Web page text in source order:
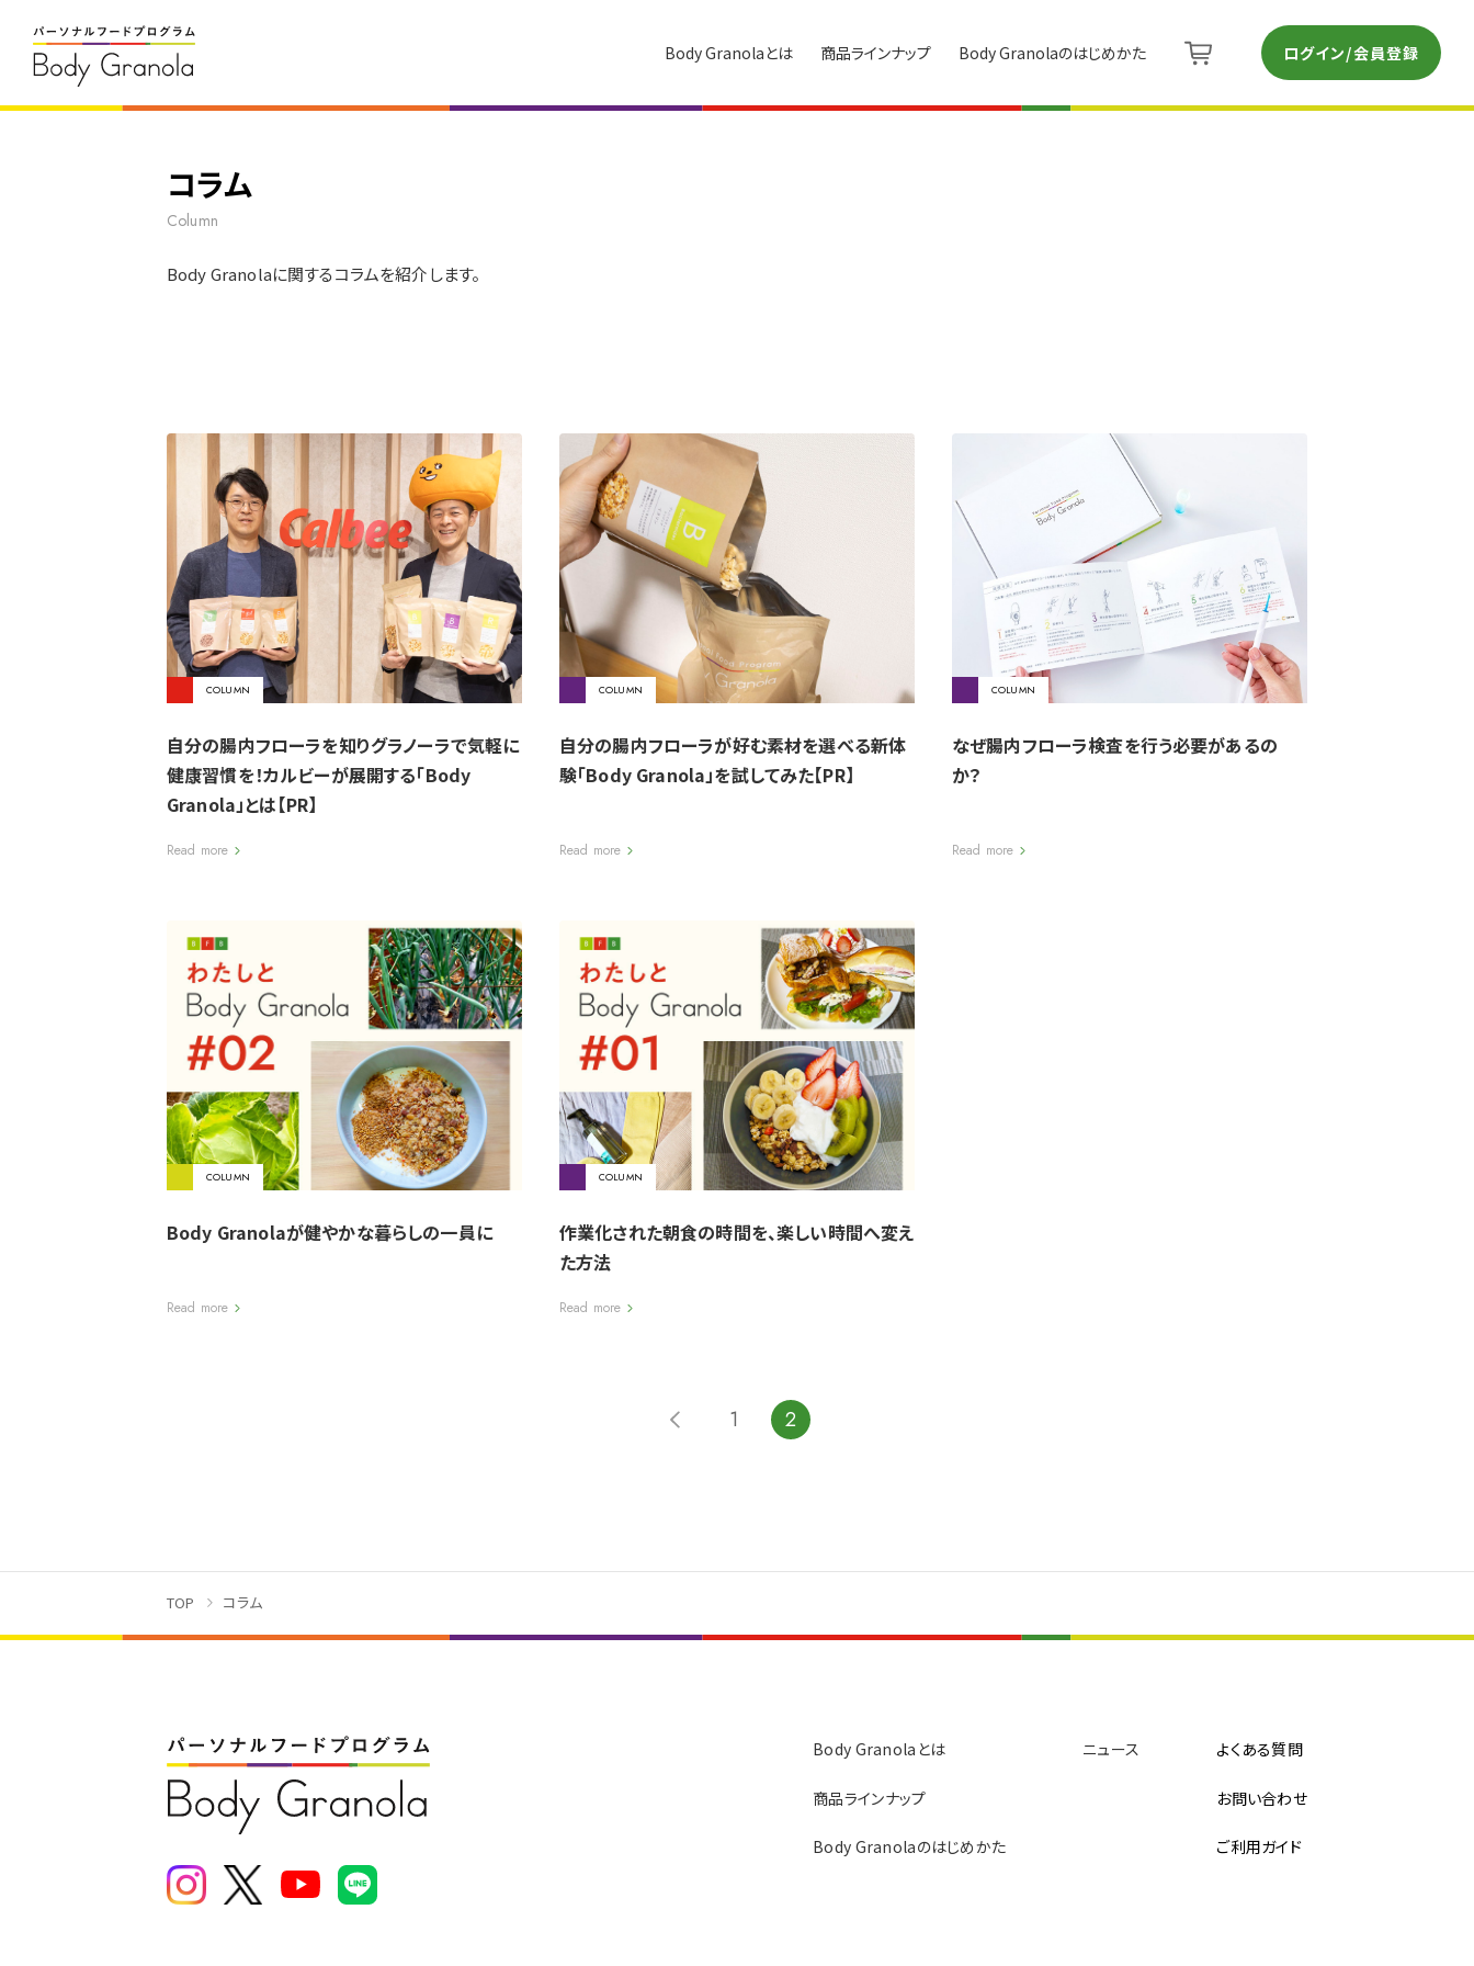
ログイン/会員登録
Body Granolaとは 商品ラインナップ Body Granolaのはじめかた
コラム
Column
Body Granolaに関するコラムを紹介します。
COLUMN
自分の腸内フローラを知りグラノーラで気軽に
健康習慣を！カルビーが展開する「Body
Granola」とは【PR】
Read more
COLUMN
自分の腸内フローラが好む素材を選べる新体
験「Body Granola」を試してみた【PR】
Read more
COLUMN
なぜ腸内フローラ検査を行う必要があるの
か？
Read more
COLUMN
Body Granolaが健やかな暮らしの一員に
Read more
COLUMN
作業化された朝食の時間を、楽しい時間へ変え
た方法
Read more
1 2
TOP コラム
Body Granolaとは
商品ラインナップ
Body Granolaのはじめかた
ニュース よくある質問
お問い合わせ
ご利用ガイド